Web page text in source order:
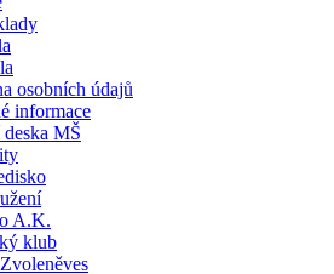
osobních údajů
informace
MŠ
A.K.
klub